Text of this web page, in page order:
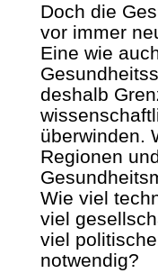
Doch die
vor immer
Eine wie
deshalb
überwinden.
Regionen
Wie viel
viel
viel
notwendig?